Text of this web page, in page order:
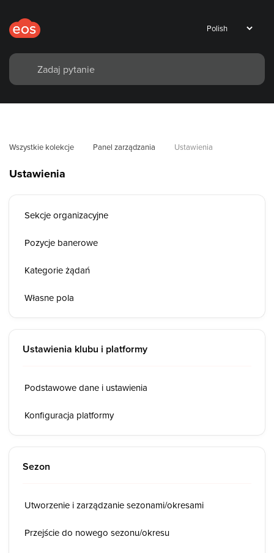
Wszystkie kolekcje Panel zarządzania Ustawienia
Ustawienia
Sekcje organizacyjne
Pozycje banerowe
Kategorie żądań
Własne pola
Ustawienia klubu i platformy
Podstawowe dane i ustawienia
Konfiguracja platformy
Sezon
Utworzenie i zarządzanie sezonami/okresami
Przejście do nowego sezonu/okresu